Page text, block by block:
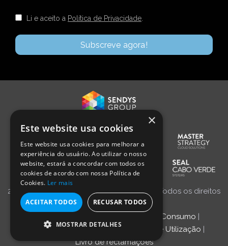
Li e aceito a Política de Privacidade
2024 © Desenvolvido por Masterstrategy. Todos os direitos
reservados.
Resolução Alternativa de Litígios de Consumo |
Política de privacidade|Condições de Utilização |
Livro de reclamações
×
Este website usa cookies
Este website usa cookies para melhorar a
experiência do usuário. Ao utilizar o nosso
website, estará a concordar com todos os
cookies de acordo com nossa Política de
Cookies. Ler mais
ACEITAR TODOS RECUSAR TODOS
MOSTRAR DETALHES